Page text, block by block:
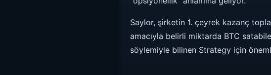
Saylor, şirketin 1. çeyrek kazanç
amacıyla belirli miktarda BTC
söylemiyle bilinen Strategy için